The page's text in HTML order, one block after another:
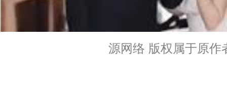
源网络 版权属于原作